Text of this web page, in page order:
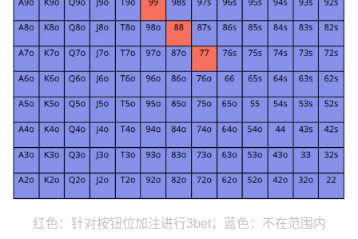
红色：针对按钮位加注进行3bet；蓝色：不在范围内